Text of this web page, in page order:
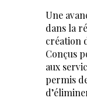
Une
dans la
création
Conçus
aux
permis